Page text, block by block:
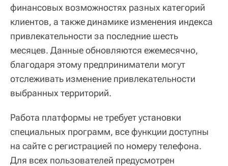
финансовых возможностях разных категорий
клиентов, а также динамике изменения индекса
привлекательности за последние шесть
месяцев. Данные обновляются ежемесячно,
благодаря этому предприниматели могут
отслеживать изменение привлекательности
выбранных территорий.
Работа платформы не требует установки
специальных программ, все функции доступны
на сайте с регистрацией по номеру телефона.
Для всех пользователей предусмотрен